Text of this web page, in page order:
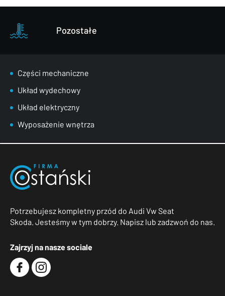
Pozostałe
Części mechaniczne
Układ wydechowy
Układ elektryczny
Wyposażenie wnętrza
Potrzebujesz kompletny przód do Audi Vw Seat
Skoda. Jesteśmy w tym dobrzy. Napisz lub zadzwoń do nas.
Zajrzyj na nasze sociale